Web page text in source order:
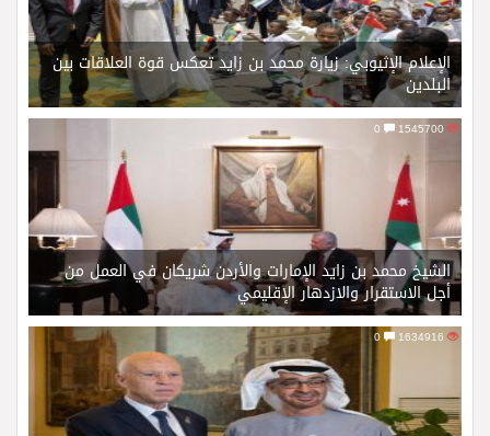
الإعلام الإثيوبي: زيارة محمد بن زايد تعكس قوة العلاقات بين
البلدين
الشيخ محمد بن زايد الإمارات والأردن شريكان في العمل من
أجل الاستقرار والازدهار الإقليمي